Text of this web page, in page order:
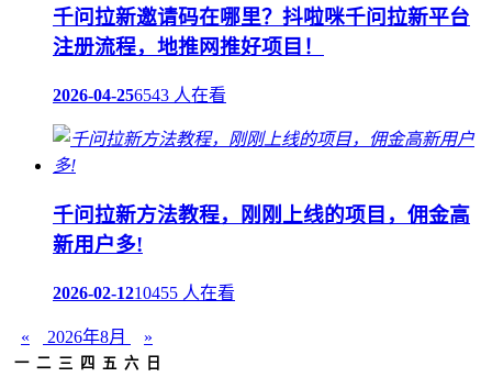
千问拉新邀请码在哪里？抖啦咪千问拉新平台
注册流程，地推网推好项目！
2026-04-256543 人在看
千问拉新方法教程，刚刚上线的项目，佣金高
新用户多!
2026-02-1210455 人在看
« 2026年8月 »
一 二 三 四 五 六 日